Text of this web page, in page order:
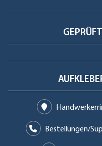
Bestellungen/